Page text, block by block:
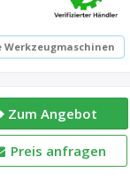
Werkzeugmaschinen
Zum Angebot
Preis anfragen